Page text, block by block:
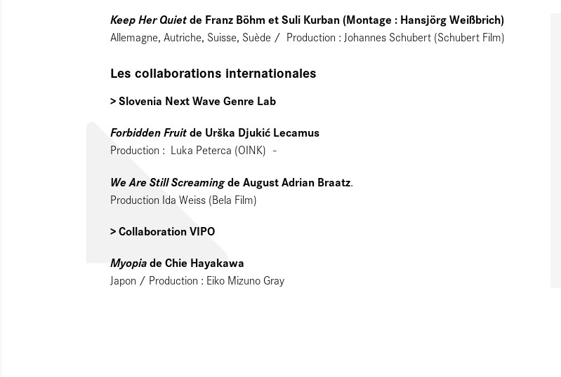
Keep Her Quietde Franz Böhm et Suli Kurban (Montage : Hansjörg Weißbrich)
Allemagne, Autriche, Suisse, Suède / Production : Johannes Schubert (Schubert Film)
Les collaborations internationales
> Slovenia Next Wave Genre Lab
Forbidden Fruitde Urška Djukić Lecamus
Production : Luka Peterca (OINK) -
We Are Still Screamingde August Adrian Braatz.
Production Ida Weiss (Bela Film)
> Collaboration VIPO
Myopiade Chie Hayakawa
Japon / Production : Eiko Mizuno Gray